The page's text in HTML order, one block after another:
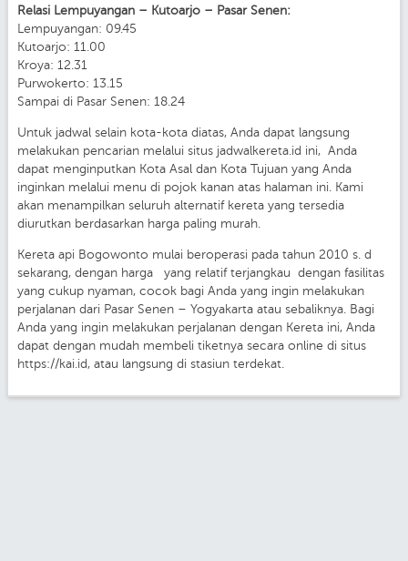
Relasi Lempuyangan – Kutoarjo – Pasar Senen:
Lempuyangan: 09.45
Kutoarjo: 11.00
Kroya: 12.31
Purwokerto: 13.15
Sampai di Pasar Senen: 18.24
Untuk jadwal selain kota-kota diatas, Anda dapat langsung
melakukan pencarian melalui situs jadwalkereta.id ini, Anda
dapat menginputkan Kota Asal dan Kota Tujuan yang Anda
inginkan melalui menu di pojok kanan atas halaman ini. Kami
akan menampilkan seluruh alternatif kereta yang tersedia
diurutkan berdasarkan harga paling murah.
Kereta api Bogowonto mulai beroperasi pada tahun 2010 s. d
sekarang, dengan harga yang relatif terjangkau dengan fasilitas
yang cukup nyaman, cocok bagi Anda yang ingin melakukan
perjalanan dari Pasar Senen – Yogyakarta atau sebaliknya. Bagi
Anda yang ingin melakukan perjalanan dengan Kereta ini, Anda
dapat dengan mudah membeli tiketnya secara online di situs
https://kai.id, atau langsung di stasiun terdekat.